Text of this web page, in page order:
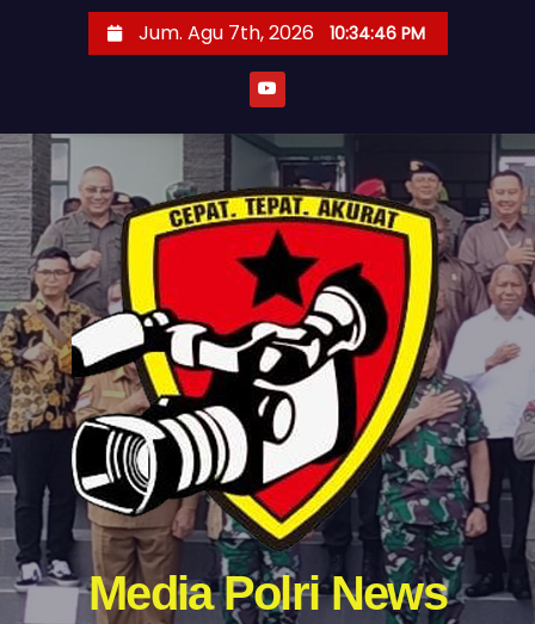
t
o
c
o
n
t
e
n
t
Jum. Agu 7th, 2026 10:34:48 PM
Media Polri News